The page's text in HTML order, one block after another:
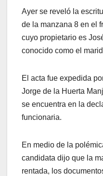
Ayer se reveló la
de la manzana 8 en el
cuyo propietario es
conocido como el
El acta fue expedida
Jorge de la Huerta
se encuentra en la
funcionaria.
En medio de la
candidata dijo que la
rentada, los